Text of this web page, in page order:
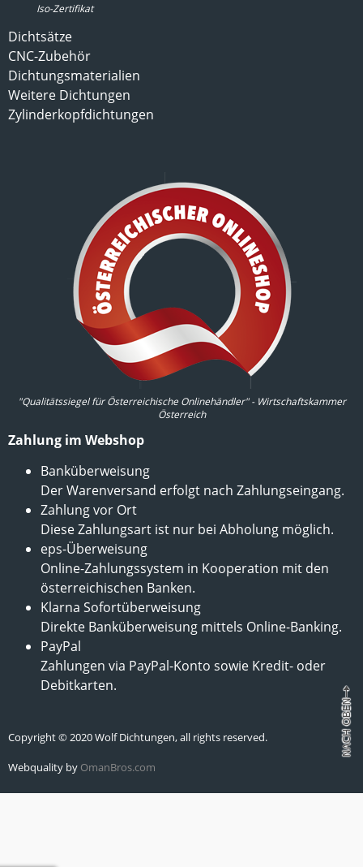
Iso-Zertifikat
Dichtsätze
CNC-Zubehör
Dichtungsmaterialien
Weitere Dichtungen
Zylinderkopfdichtungen
"Qualitätssiegel für Österreichische Onlinehändler" - Wirtschaftskammer
Österreich
Zahlung im Webshop
Banküberweisung
Der Warenversand erfolgt nach Zahlungseingang.
Zahlung vor Ort
Diese Zahlungsart ist nur bei Abholung möglich.
eps-Überweisung
Online-Zahlungssystem in Kooperation mit den
österreichischen Banken.
Klarna Sofortüberweisung
Direkte Banküberweisung mittels Online-Banking.
PayPal
Zahlungen via PayPal-Konto sowie Kredit- oder
Debitkarten.
Copyright © 2020 Wolf Dichtungen, all rights reserved.
Webquality by OmanBros.com